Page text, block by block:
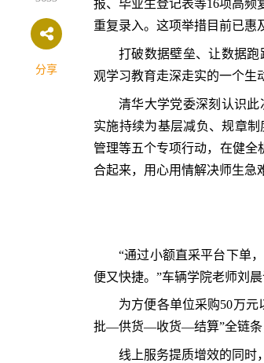
分享
报、毕业生登记表等16项高频
重复录入。这项举措目前已惠
打破数据壁垒、让数据
观学习教育走深走实的一个生
清华大学党委深刻认识
实施持续为基层减负、规章
管理等五个专项行动，在健全
合起来，用心用情解决师生急
“通过小额直采平台下单
便又快捷。”车辆学院老师刘晨
为方便各单位采购50万
批—供货—收货—结算”全链条
线上服务提质增效的同时